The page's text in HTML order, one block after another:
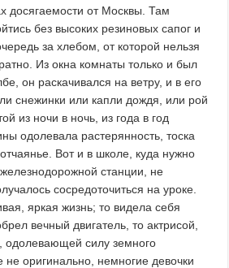
досягаемости от Москвы. Там
без высоких резиновых сапог и
за хлебом, от которой нельзя
Из окна комнаты только и был
он раскачивался на ветру, и в его
снежинки или капли дождя, или рой
из ночи в ночь, из года в год
одолевала растерянность, тоска
Вот и в школе, куда нужно
станции, не
сосредоточиться на уроке.
яркая жизнь; то видела себя
вечный двигатель, то актрисой,
одолевающей силу земного
оригинально, немногие девочки